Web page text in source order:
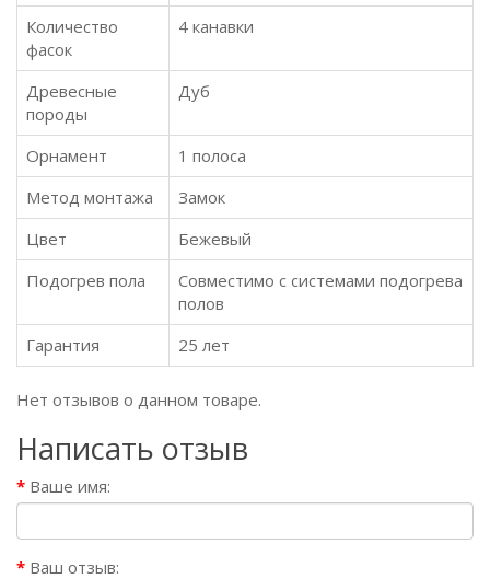
Количество
фасок
4 канавки
Древесные
породы
Дуб
Орнамент
1 полоса
Метод монтажа
Замок
Цвет
Бежевый
Подогрев пола
Совместимо с системами подогрева
полов
Гарантия
25 лет
Нет отзывов о данном товаре.
Написать отзыв
Ваше имя:
Ваш отзыв: